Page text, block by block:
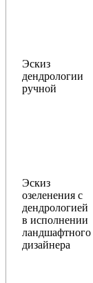
Эскиз
дендрологии
ручной
Эскиз
озеленения с
дендрологией
в исполнении
ландшафтного
дизайнера